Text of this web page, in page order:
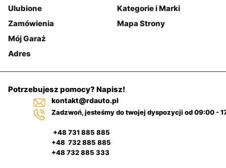
Ulubione
Zamówienia
Mój Garaż
Adres
Kategorie i Marki
Mapa Strony
Potrzebujesz pomocy? Napisz!
kontakt@rdauto.pl
Zadzwoń, jesteśmy do twojej dyspozycji od 09:00 -
+48 731 885 885
+48 732 885 885
+48 732 885 333